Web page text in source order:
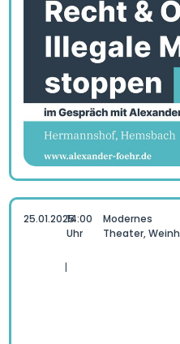
25.01.2025
|
14:00
Uhr
Modernes
Theater,